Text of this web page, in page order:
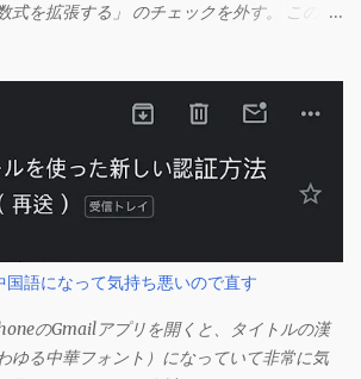
式を拡張する」 のチェックを外す。 この機
ンを解除して、他のセル（取り消し線の書
ーしてから、もう一度入力してみます。 今
の場合、画面上部にあるメニューの
して環境設定を開きます（「command + ,
ます）。 「編集」を開きます。 「編集オプ
語になって気持ち悪いので直す
のGmailアプリを開くと、タイトルの漢
ゆる中華フォント）になっていて非常に気